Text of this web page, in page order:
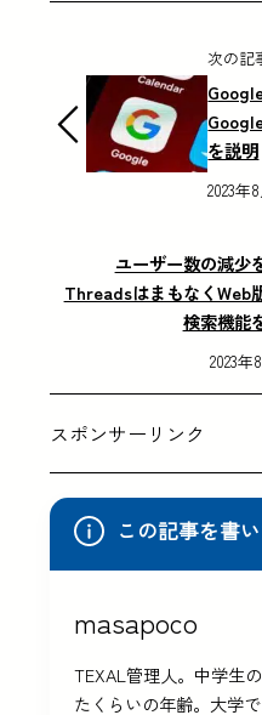
次の記
を説明
2023年
ユーザー数の減少
ThreadsはまもなくWeb
検索機能
2023年
スポンサーリンク
この記事を書
masapoco
TEXAL管理人。中学生
たくらいの年齢。大学